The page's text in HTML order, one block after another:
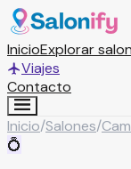
InicioExplorar
Viajes
Contacto
Inicio/Salones/
💍